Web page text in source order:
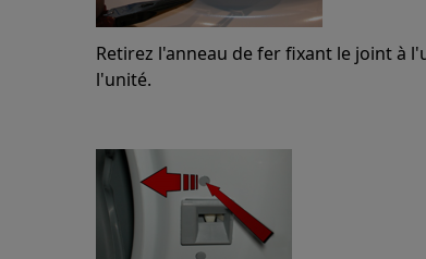
Retirez l'anneau de fer fixant le joint à
l'unité.